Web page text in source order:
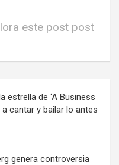
este post post
estrella de ‘A Business
a cantar y bailar lo antes
genera controversia